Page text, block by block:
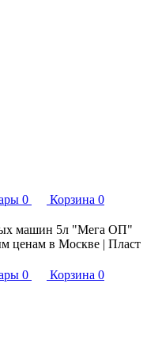
0 Корзина 0
машин 5л "Мега ОП"
ценам в Москве | Пласт
0 Корзина 0